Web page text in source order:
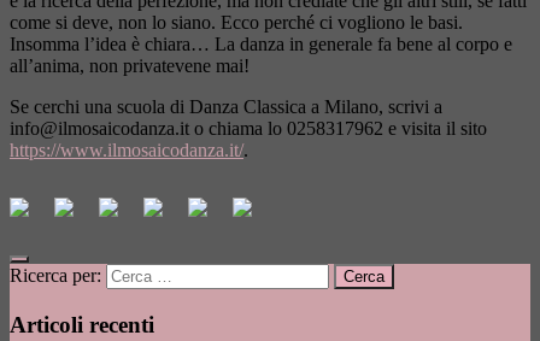
come si deve, non lo siano. Ecco perché ci vogliono le basi.
Insomma l’idea è chiara… La danza in generale fa bene al corpo e
all’anima, non privatevene mai!
Se cerchi una scuola di Danza Classica a Milano, scrivi a
info@ilmosaicodanza.it o chiama lo 0258317962 e visita il sito
https://www.ilmosaicodanza.it/.
Ricerca per:
Articoli recenti